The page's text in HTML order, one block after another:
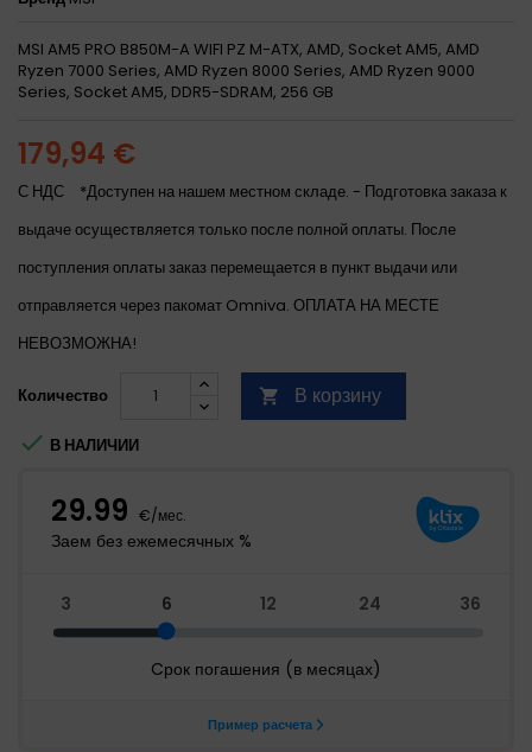
MSI AM5 PRO B850M-A WIFI PZ M-ATX, AMD, Socket AM5, AMD
Ryzen 7000 Series, AMD Ryzen 8000 Series, AMD Ryzen 9000
Series, Socket AM5, DDR5-SDRAM, 256 GB
179,94 €
С НДС
*Доступен на нашем местном складе. - Подготовка заказа к
выдаче осуществляется только после полной оплаты. После
поступления оплаты заказ перемещается в пункт выдачи или
отправляется через пакомат Omniva. ОПЛАТА НА МЕСТЕ
НЕВОЗМОЖНА!
Количество  В корзину
 В НАЛИЧИИ